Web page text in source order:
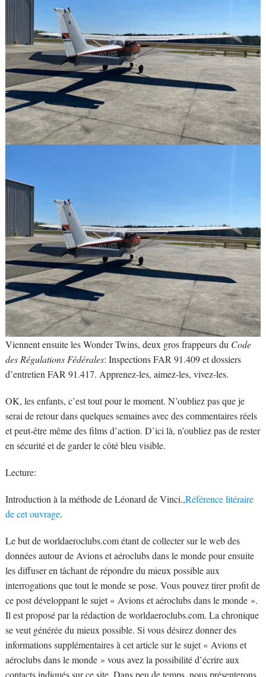
Viennent ensuite les Wonder Twins, deux gros frappeurs du Code
des Régulations Fédérales: Inspections FAR 91.409 et dossiers
d’entretien FAR 91.417. Apprenez-les, aimez-les, vivez-les.
OK, les enfants, c’est tout pour le moment. N’oubliez pas que je
serai de retour dans quelques semaines avec des commentaires réels
et peut-être même des films d’action. D’ici là, n’oubliez pas de rester
en sécurité et de garder le côté bleu visible.
Lecture:
Introduction à la méthode de Léonard de Vinci.,Référence litéraire
de cet ouvrage.
Le but de worldaeroclubs.com étant de collecter sur le web des
données autour de Avions et aéroclubs dans le monde pour ensuite
les diffuser en tâchant de répondre du mieux possible aux
interrogations que tout le monde se pose. Vous pouvez tirer profit de
ce post développant le sujet « Avions et aéroclubs dans le monde ».
Il est proposé par la rédaction de worldaeroclubs.com. La chronique
se veut générée du mieux possible. Si vous désirez donner des
informations supplémentaires à cet article sur le sujet « Avions et
aéroclubs dans le monde » vous avez la possibilité d’écrire aux
contacts indiqués sur ce site. Dans peu de temps, nous présenterons